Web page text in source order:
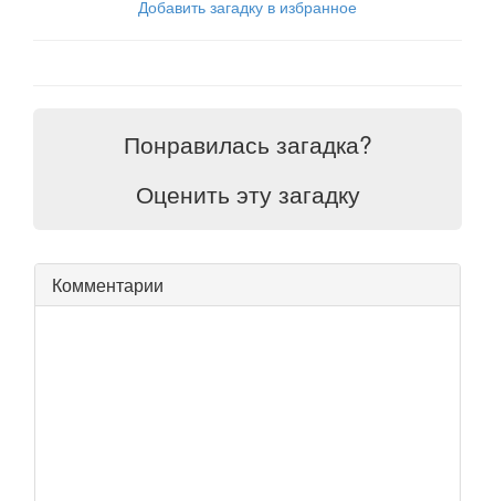
Добавить загадку в избранное
Понравилась загадка?
Оценить эту загадку
Комментарии